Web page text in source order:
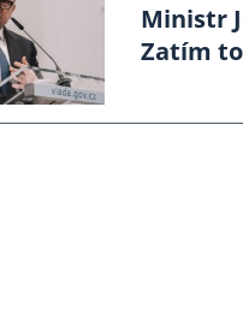
Ministr
Zatím